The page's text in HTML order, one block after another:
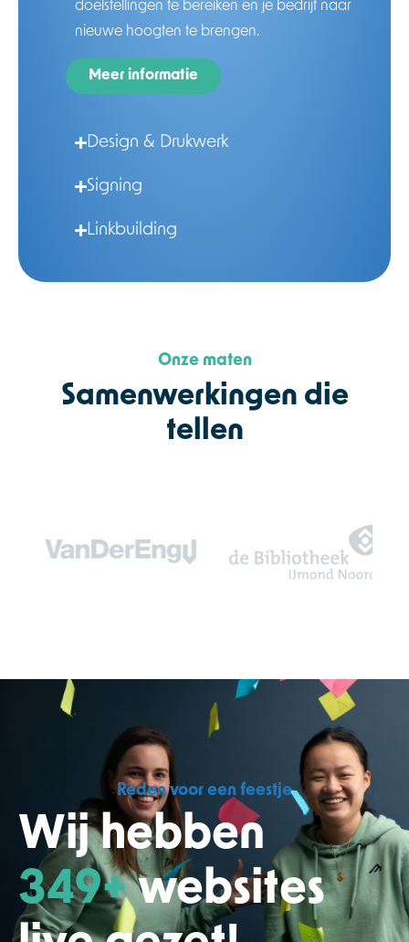
doelstellingen te bereiken en je bedrijf naar
nieuwe hoogten te brengen.
Meer informatie
Design & Drukwerk
Signing
Linkbuilding
Onze maten
Samenwerkingen die
tellen
Reden voor een feestje
Wij hebben
350+ websites